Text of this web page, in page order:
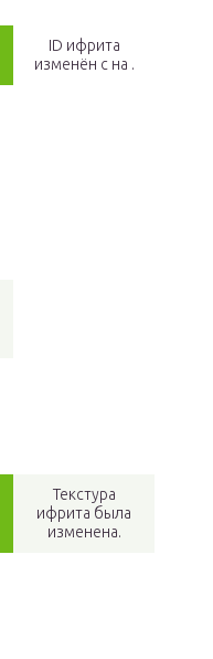
ID ифрита
изменён с на .
Текстура
ифрита была
изменена.